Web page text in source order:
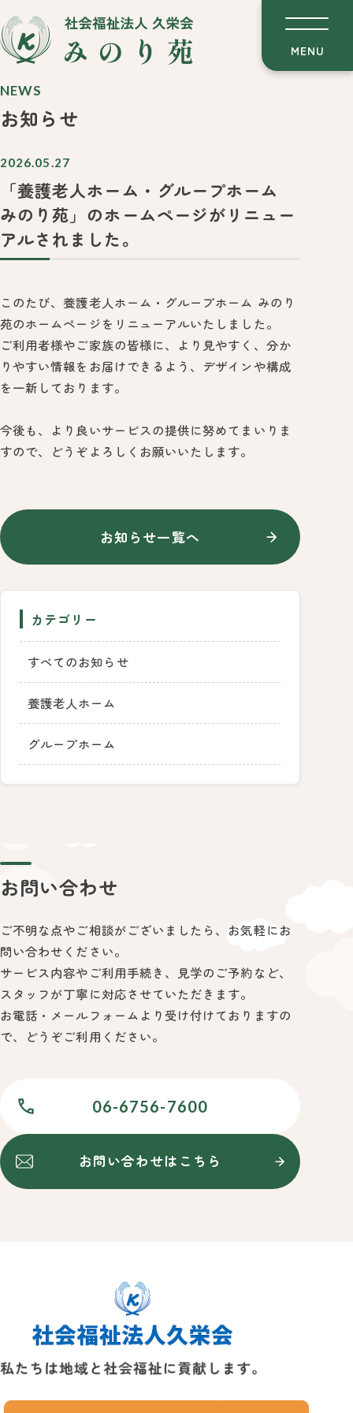
MENU
NEWS
お知らせ
2026.05.27
「養護老人ホーム・グループホーム
みのり苑」のホームページがリニュー
アルされました。
このたび、養護老人ホーム・グループホーム みのり
苑のホームページをリニューアルいたしました。
ご利用者様やご家族の皆様に、より見やすく、分か
りやすい情報をお届けできるよう、デザインや構成
を一新しております。
今後も、より良いサービスの提供に努めてまいりま
すので、どうぞよろしくお願いいたします。
お知らせ一覧へ
カテゴリー
すべてのお知らせ
養護老人ホーム
グループホーム
お問い合わせ
ご不明な点やご相談がございましたら、 お気軽にお
問い合わせください。
サービス内容やご利用手続き、見学のご予約など、
スタッフが丁寧に対応させていただきます。
お電話・メールフォームより受け付けておりますの
で、どうぞご利用ください。
06-6756-7600
お問い合わせはこちら